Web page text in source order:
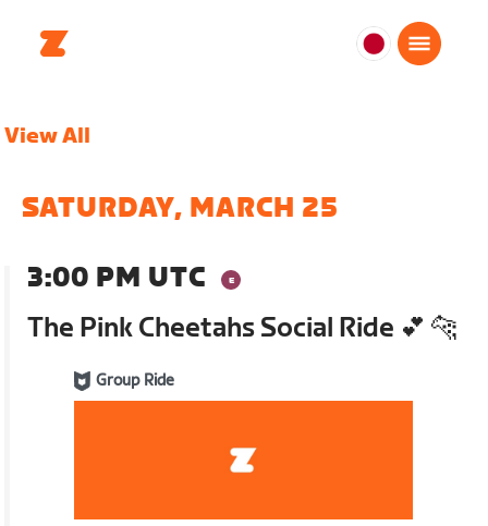
日
View All
SATURDAY, MARCH 25
3:00 PM UTC
The Pink Cheetahs Social Ride 💕 🐆
Group Ride